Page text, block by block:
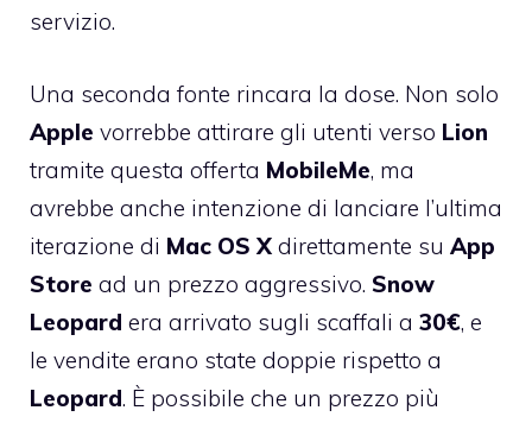
servizio.
Una seconda fonte rincara la dose. Non solo
Apple vorrebbe attirare gli utenti verso Lion
tramite questa offerta MobileMe, ma
avrebbe anche intenzione di lanciare l’ultima
iterazione di Mac OS X direttamente su App
Store ad un prezzo aggressivo. Snow
Leopard era arrivato sugli scaffali a 30€, e
le vendite erano state doppie rispetto a
Leopard. È possibile che un prezzo più